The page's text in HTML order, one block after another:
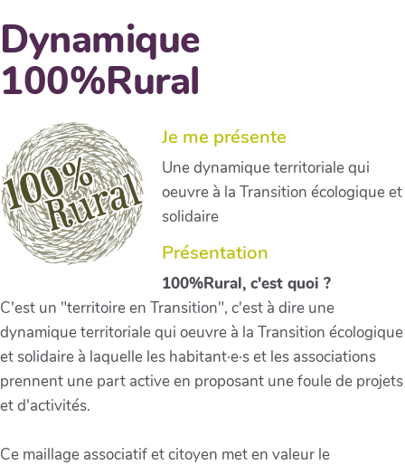
Dynamique
100%Rural
Je me présente
Une dynamique territoriale qui
oeuvre à la Transition écologique et
solidaire
Présentation
100%Rural, c'est quoi ?
C'est un "territoire en Transition", c'est à dire une
dynamique territoriale qui oeuvre à la Transition écologique
et solidaire à laquelle les habitant·e·s et les associations
prennent une part active en proposant une foule de projets
et d'activités.
Ce maillage associatif et citoyen met en valeur le